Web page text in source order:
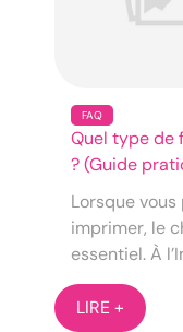
FAQ
Quel type de
? (Guide
Lorsque
imprimer, le
essentiel. À
LIRE +